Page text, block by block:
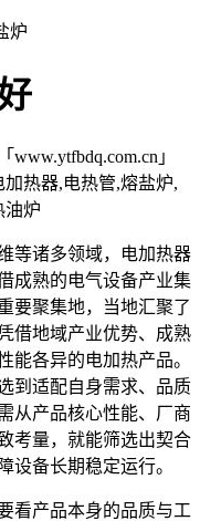
」
热器,电热管,熔盐炉,
油炉
等诸多领域，电加热器
成熟的电气设备产业集
要聚集地，当地汇聚了
借地域产业优势、成熟
能各异的电加热产品。
到适配自身需求、品质
从产品核心性能、厂商
考量，就能筛选出契合
设备长期稳定运行。
看产品本身的品质与工